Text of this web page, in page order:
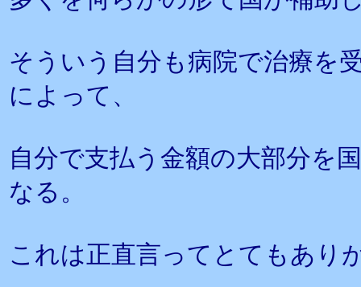
そういう自分も病院で治療を
によって、
自分で支払う金額の大部分を
なる。
これは正直言ってとてもあり